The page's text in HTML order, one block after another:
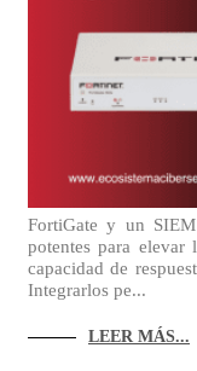
FortiGate y un
potentes para
capacidad de
Integrarlos pe...
LEER MÁS...